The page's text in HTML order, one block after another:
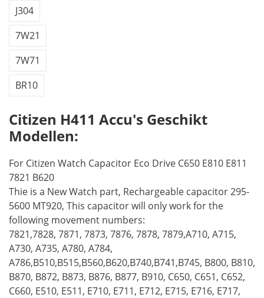
J304
7W21
7W71
BR10
Citizen H411 Accu's Geschikt
Modellen:
For Citizen Watch Capacitor Eco Drive C650 E810 E811
7821 B620
Thie is a New Watch part, Rechargeable capacitor 295-
5600 MT920, This capacitor will only work for the
following movement numbers:
7821,7828, 7871, 7873, 7876, 7878, 7879,A710, A715,
A730, A735, A780, A784,
A786,B510,B515,B560,B620,B740,B741,B745, B800, B810,
B870, B872, B873, B876, B877, B910, C650, C651, C652,
C660, E510, E511, E710, E711, E712, E715, E716, E717,